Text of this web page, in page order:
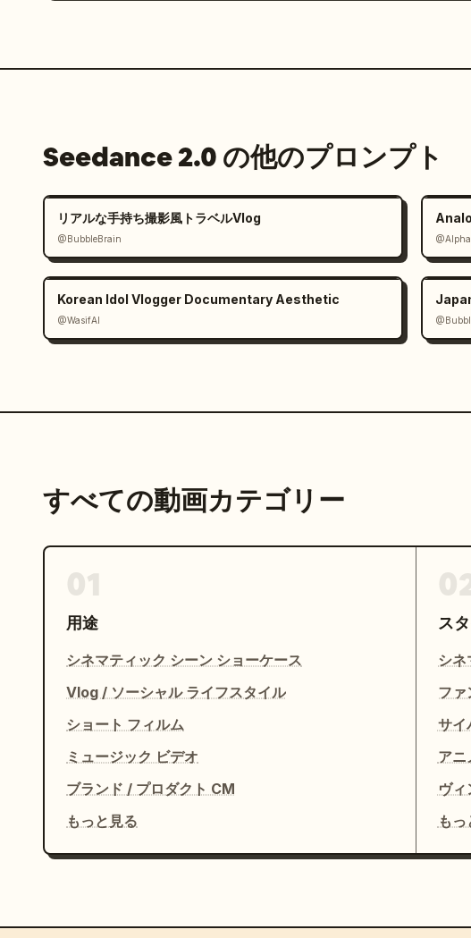
Seedance 2.0 の他のプロンプト
リアルな手持ち撮影風トラベルVlog
@BubbleBrain
Korean Idol Vlogger Documentary Aesthetic
@WasifAI
すべての動画カテゴリー
用途
シネマティック シーン ショーケース
Vlog / ソーシャル ライフスタイル
ショート フィルム
ミュージック ビデオ
ブランド / プロダクト CM
もっと見る
ス
シ
ファ
サイ
アニ
ヴ
も